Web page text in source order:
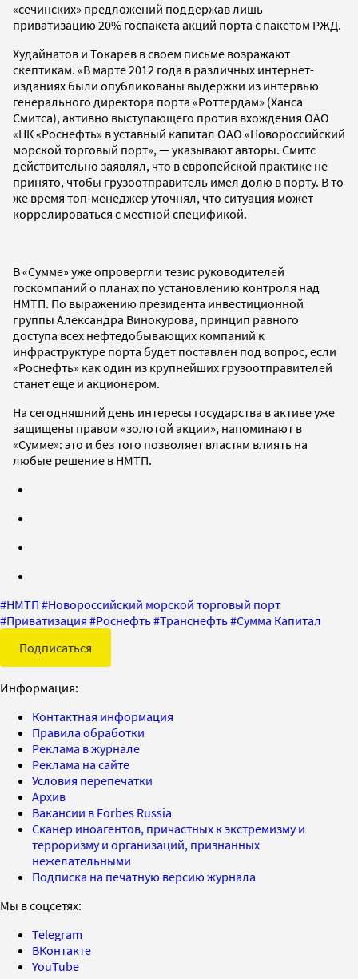
«сечинских» предложений поддержав лишь
приватизацию 20% госпакета акций порта с пакетом РЖД.
Худайнатов и Токарев в своем письме возражают
скептикам. «В марте 2012 года в различных интернет-
изданиях были опубликованы выдержки из интервью
генерального директора порта «Роттердам» (Ханса
Смитса), активно выступающего против вхождения ОАО
«НК «Роснефть» в уставный капитал ОАО «Новороссийский
морской торговый порт», — указывают авторы. Смитс
действительно заявлял, что в европейской практике не
принято, чтобы грузоотправитель имел долю в порту. В то
же время топ-менеджер уточнял, что ситуация может
коррелироваться с местной спецификой.
В «Сумме» уже опровергли тезис руководителей
госкомпаний о планах по установлению контроля над
НМТП. По выражению президента инвестиционной
группы Александра Винокурова, принцип равного
доступа всех нефтедобывающих компаний к
инфраструктуре порта будет поставлен под вопрос, если
«Роснефть» как один из крупнейших грузоотправителей
станет еще и акционером.
На сегодняшний день интересы государства в активе уже
защищены правом «золотой акции», напоминают в
«Сумме»: это и без того позволяет властям влиять на
любые решение в НМТП.
#НМТП #Новороссийский морской торговый порт
#Приватизация #Роснефть#Транснефть#Сумма Капитал
Подписаться
Информация:
Контактная информация
Правила обработки
Реклама в журнале
Реклама на сайте
Условия перепечатки
Архив
Вакансии в Forbes Russia
Сканер иноагентов, причастных к экстремизму и
терроризму и организаций, признанных
нежелательными
Подписка на печатную версию журнала
Мы в соцсетях:
Telegram
ВКонтакте
YouTube